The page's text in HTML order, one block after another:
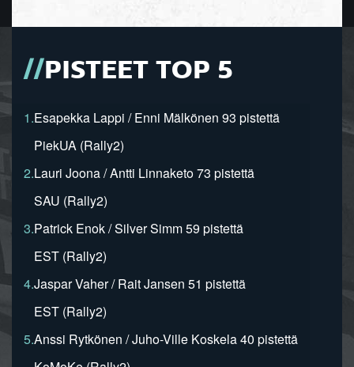
PISTEET TOP 5
1.Esapekka Lappi / Enni Mälkönen 93 pistettä
PiekUA (Rally2)
2.Lauri Joona / Antti Linnaketo 73 pistettä
SAU (Rally2)
3.Patrick Enok / Silver Simm 59 pistettä
EST (Rally2)
4.Jaspar Vaher / Rait Jansen 51 pistettä
EST (Rally2)
5.Anssi Rytkönen / Juho-Ville Koskela 40 pistettä